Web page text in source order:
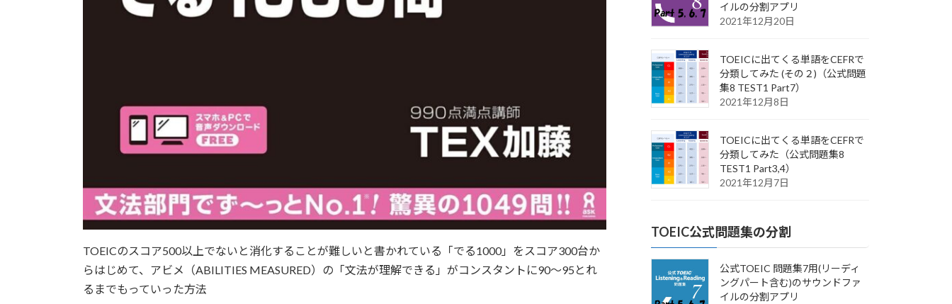
TOEICのスコア500以上でないと消化することが難しいと書かれている「でる1000」をスコア300台か
らはじめて、アビメ（ABILITIES MEASURED）の「文法が理解できる」がコンスタントに90～95とれ
るまでもっていった方法
イルの分割アプリ
2021年12月20日
TOEICに出てくる単語をCEFRで
分類してみた (その２)（公式問題
集8 TEST1 Part7）
2021年12月8日
TOEICに出てくる単語をCEFRで
分類してみた（公式問題集8
TEST1 Part3,4）
2021年12月7日
TOEIC公式問題集の分割
公式TOEIC 問題集7用(リーディ
ングパート含む)のサウンドファ
イルの分割アプリ